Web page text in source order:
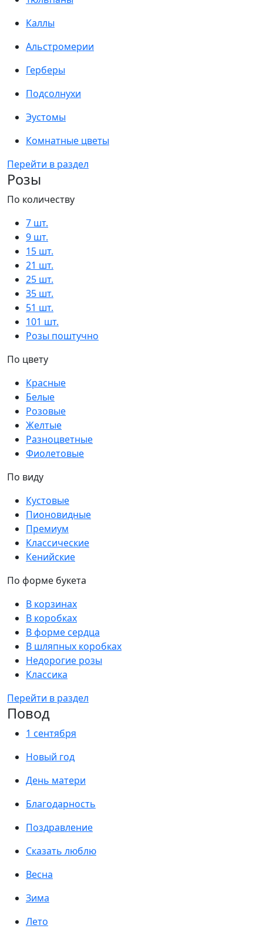
Каллы
Альстромерии
Герберы
Подсолнухи
Эустомы
Комнатные цветы
Перейти в раздел
Розы
По количеству
7 шт.
9 шт.
15 шт.
21 шт.
25 шт.
35 шт.
51 шт.
101 шт.
Розы поштучно
По цвету
Красные
Белые
Розовые
Желтые
Разноцветные
Фиолетовые
По виду
Кустовые
Пионовидные
Премиум
Классические
Кенийские
По форме букета
В корзинах
В коробках
В форме сердца
В шляпных коробках
Недорогие розы
Классика
Перейти в раздел
Повод
1 сентября
Новый год
День матери
Благодарность
Поздравление
Сказать люблю
Весна
Зима
Лето